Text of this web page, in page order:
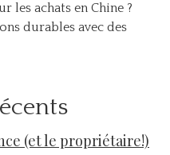
les achats en Chine ?
durables avec des
(et le propriétaire!)